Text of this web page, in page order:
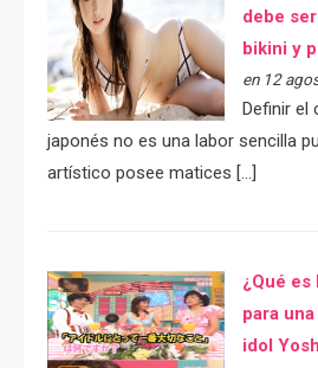
debe
bikini y
en 12
Definir el
japonés no es una labor sencilla
artístico posee matices […]
¿Qué es
para
idol